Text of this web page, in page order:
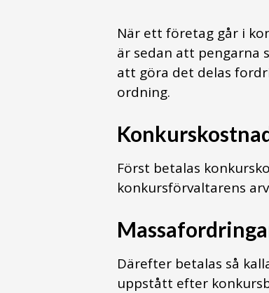
När ett företag går i
är sedan att pengarna
att göra det delas
ordning.
Först betalas
konkursförvaltarens
Därefter betalas så
uppstått efter